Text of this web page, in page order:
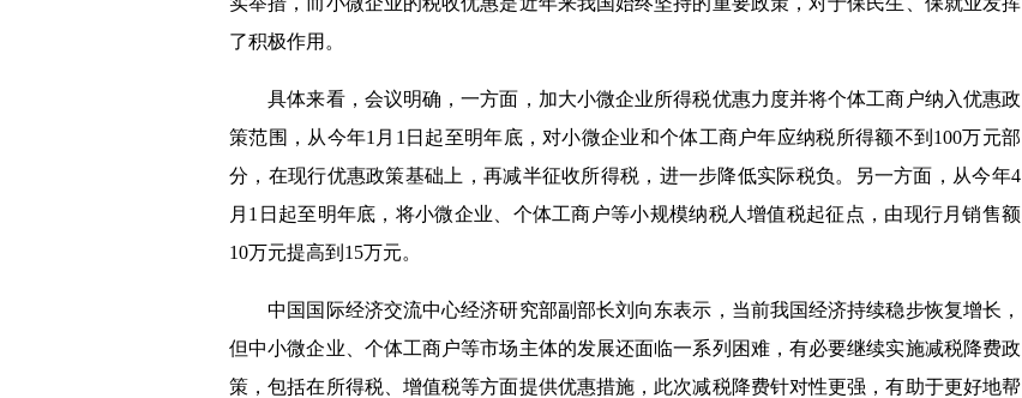
了积极作用。
具体来看，会议明确，一方面，加大小微企业所得税优惠力度并将个体工商户纳入优惠政
策范围，从今年1 月 1 日起至明年底，对小微企业和个体工商户年应纳税所得额不到 100万元部
分，在现行优惠政策基础上，再减半征收所得税，进一步降低实际税负。另一方面，从今年4
月 1 日起至明年底，将小微企业、个体工商户等小规模纳税人增值税起征点，由现行月销售额
10万元提高到 15万元。
中国国际经济交流中心经济研究部副部长刘向东表示，当前我国经济持续稳步恢复增长，
但中小微企业、个体工商户等市场主体的发展还面临一系列困难，有必要继续实施减税降费政
策，包括在所得税、增值税等方面提供优惠措施，此次减税降费针对性更强，有助于更好地帮